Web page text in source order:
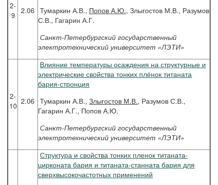
2-
9
2.06 Тумаркин А.В., Попов А.Ю., Злыгостов М.В., Разумов
С.В., Гагарин А.Г.
Санкт-Петербургский государственный
электротехнический университет «ЛЭТИ»
2-
10 2.06
Влияние температуры осаждения на структурные и
электрические свойства тонких плёнок титаната
бария-стронция
Тумаркин А.В., Злыгостов М.В., Разумов С.В.,
Гагарин А.Г., Попов А.Ю.
Санкт-Петербургский государственный
электротехнический университет «ЛЭТИ»
Структура и свойства тонких пленок титаната-
цирконата бария и титаната-станната бария для
сверхвысокочастотных применений